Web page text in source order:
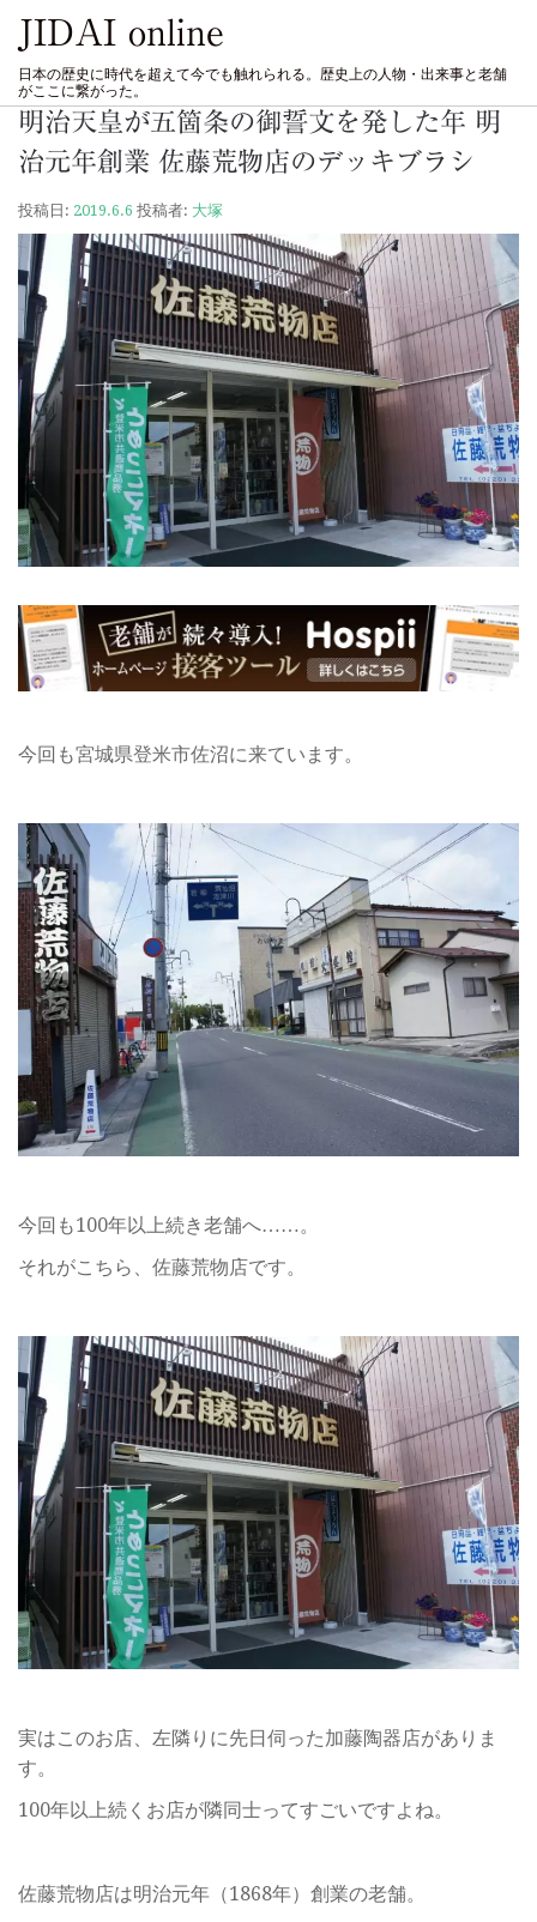
JIDAI online
日本の歴史に時代を超えて今でも触れられる。歴史上の人物・出来事と老舗
がここに繋がった。
明治天皇が五箇条の御誓文を発した年 明
治元年創業 佐藤荒物店のデッキブラシ
投稿日: 2019.6.6 投稿者: 大塚
今回も宮城県登米市佐沼に来ています。
今回も100年以上続き老舗へ……。
それがこちら、佐藤荒物店です。
実はこのお店、左隣りに先日伺った加藤陶器店がありま
す。
100年以上続くお店が隣同士ってすごいですよね。
佐藤荒物店は明治元年（1868年）創業の老舗。